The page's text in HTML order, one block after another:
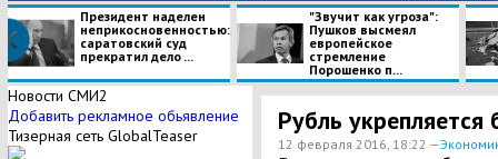
Президент наделен
неприкосновенностью:
саратовский суд
прекратил дело ...
"Звучит как угроза":
Пушков высмеял
европейское
стремление
Порошенко п...
Новости СМИ2
Добавить рекламное обьявление
Тизерная сеть GlobalTeaser
Рубль
12 февраля 2016, 18:22 —